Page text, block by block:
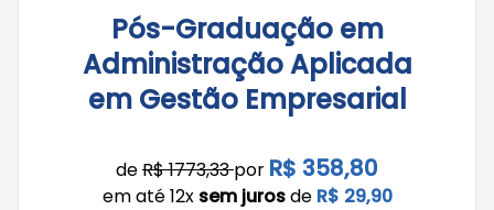
Pós-Graduação em
Administração Aplicada
em Gestão Empresarial
deR$ 1773,33por R$ 358,80
em até 12x sem jurosde R$ 29,90